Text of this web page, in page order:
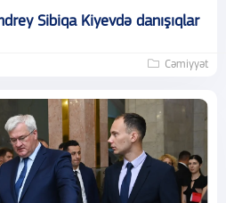
Sibiqa Kiyevdə danışıqlar
Cəmiyyət